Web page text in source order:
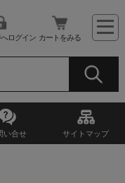
ログイン カートをみる
い合せ サイトマップ